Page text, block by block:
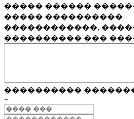
����� ������
����� ����������
������������,
���������� ���
����������
+